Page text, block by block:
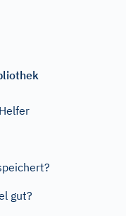
gut?